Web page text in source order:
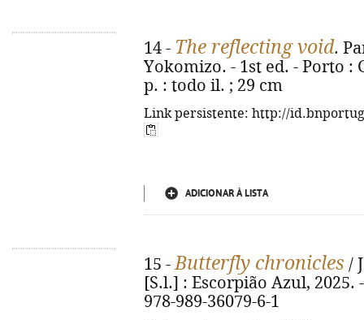
14 - The reflecting void.
Yokomizo. - 1st ed. - Porto :
p. : todo il. ; 29 cm
Link persistente: http://
ADICIONAR À LISTA
15 -Butterfly chronicles /
[S.l.] : Escorpião Azul, 2025.
978-989-36079-6-1